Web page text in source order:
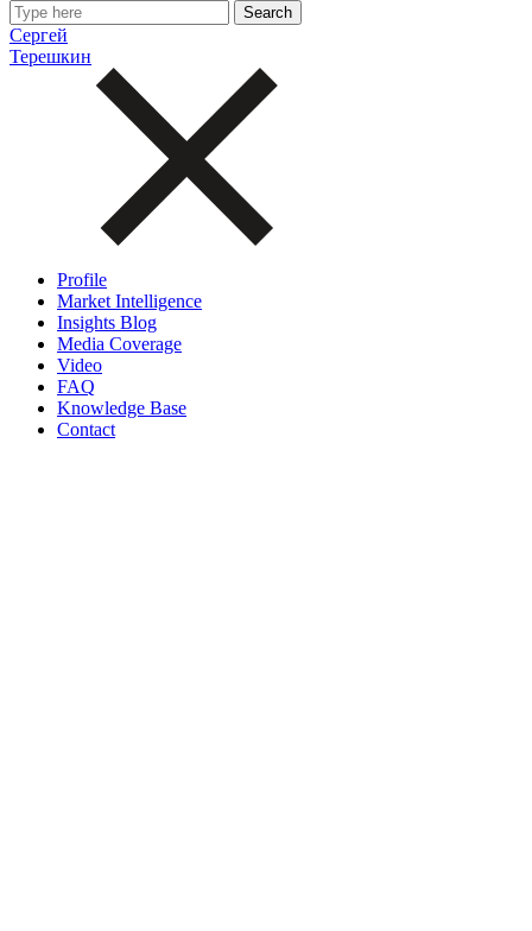
Сергей
Терешкин
Profile
Market Intelligence
Insights Blog
Media Coverage
Video
FAQ
Knowledge Base
Contact